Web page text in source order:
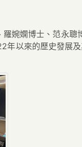
婉嫻博士、范永
以來的歷史發展